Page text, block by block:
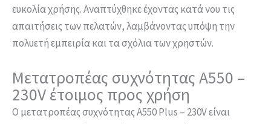
ευκολία χρήσης. Αναπτύχθηκε έχοντας κατά νου τις
απαιτήσεις των πελατών, λαμβάνοντας υπόψη την
πολυετή εμπειρία και τα σχόλια των χρηστών.
Μετατροπέας συχνότητας A550 –
230V έτοιμος προς χρήση
Ο μετατροπέας συχνότητας A550 Plus – 230V είναι